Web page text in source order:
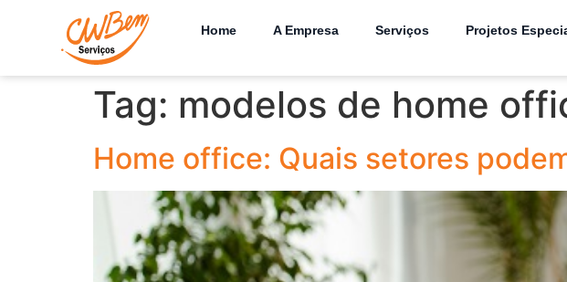
Home A Empresa Serviços Projetos
Tag: modelos de home
Home office: Quais setores